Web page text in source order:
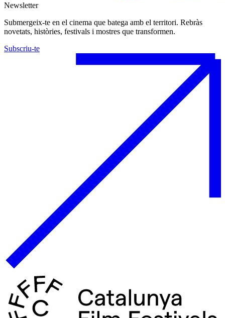
Newsletter
Submergeix-te en el cinema que batega amb el territori. Rebràs
novetats, històries, festivals i mostres que transformen.
Subscriu-te